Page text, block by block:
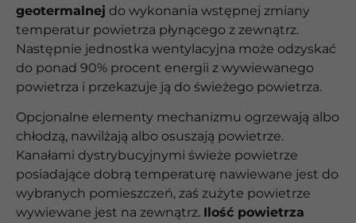
geotermalnej do wykonania wstępnej zmiany
temperatur powietrza płynącego z zewnątrz.
Następnie jednostka wentylacyjna może odzyskać
do ponad 90% procent energii z wywiewanego
powietrza i przekazuje ją do świeżego powietrza.
Opcjonalne elementy mechanizmu ogrzewają albo
chłodzą, nawilżają albo osuszają powietrze.
Kanałami dystrybucyjnymi świeże powietrze
posiadające dobrą temperaturę nawiewane jest do
wybranych pomieszczeń, zaś zużyte powietrze
wywiewane jest na zewnątrz. Ilość powietrza